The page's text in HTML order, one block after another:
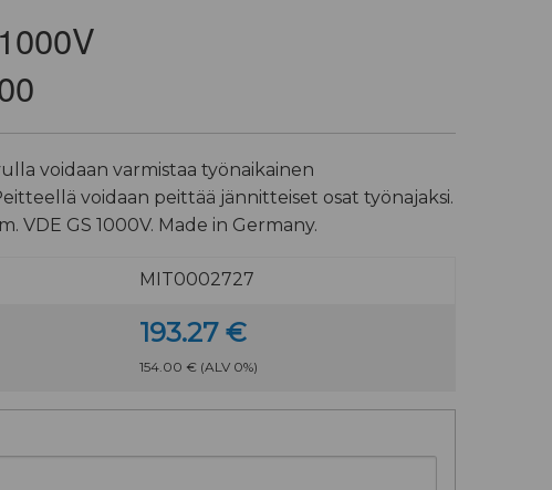
voidaan varmistaa työnaikainen
voidaan peittää jännitteiset osat työnajaksi.
VDE GS 1000V. Made in Germany.
MIT0002727
193.27 €
154.00 € (ALV 0%)